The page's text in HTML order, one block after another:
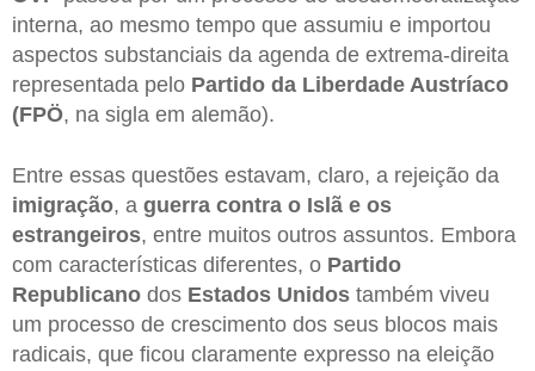
interna, ao mesmo tempo que assumiu e importou
aspectos substanciais da agenda de extrema-direita
representada pelo Partido da Liberdade Austríaco
(FPÖ, na sigla em alemão).
Entre essas questões estavam, claro, a rejeição da
imigração, a guerra contra o Islã e os
estrangeiros, entre muitos outros assuntos. Embora
com características diferentes, o Partido
Republicano dos Estados Unidos também viveu
um processo de crescimento dos seus blocos mais
radicais, que ficou claramente expresso na eleição